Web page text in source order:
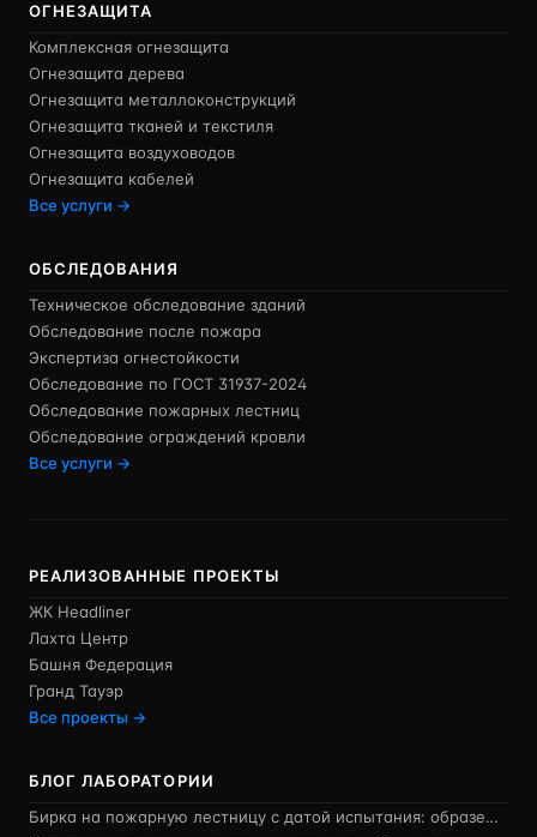
ОГНЕЗАЩИТА
Комплексная огнезащита
Огнезащита дерева
Огнезащита металлоконструкций
Огнезащита тканей и текстиля
Огнезащита воздуховодов
Огнезащита кабелей
Все услуги →
ОБСЛЕДОВАНИЯ
Техническое обследование зданий
Обследование после пожара
Экспертиза огнестойкости
Обследование по ГОСТ 31937-2024
Обследование пожарных лестниц
Обследование ограждений кровли
Все услуги →
РЕАЛИЗОВАННЫЕ ПРОЕКТЫ
ЖК Headliner
Лахта Центр
Башня Федерация
Гранд Тауэр
Все проекты →
БЛОГ ЛАБОРАТОРИИ
Бирка на пожарную лестницу с датой испытания: образе…